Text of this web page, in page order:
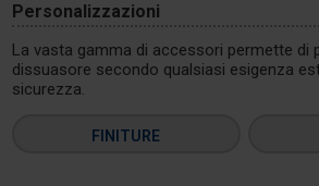
Personalizzazioni
La vasta gamma di accessori permette di
dissuasore secondo qualsiasi esigenza
sicurezza.
FINITURE